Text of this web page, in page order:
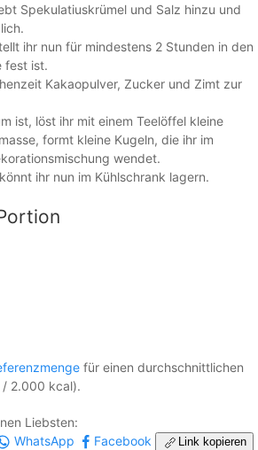
Spekulatiuskrümel und Salz hinzu und
ihr nun für mindestens 2 Stunden in den
fest ist.
Kakaopulver, Zucker und Zimt zur
ist, löst ihr mit einem Teelöffel kleine
formt kleine Kugeln, die ihr im
wendet.
ihr nun im Kühlschrank lagern.
für einen durchschnittlichen
2.000 kcal).
Liebsten:
WhatsApp Facebook Link kopieren